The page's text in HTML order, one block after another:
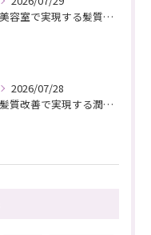
美容室で実現する髪質改善の栄養補給技術
2026/07/28
髪質改善で実現する潤いと栄養のある美髪ケア